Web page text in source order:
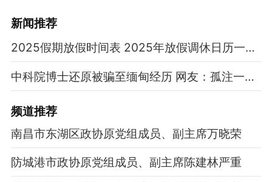
新闻推荐
2025假期放假时间表 2025年放假调休日历一览表
中科院博士还原被骗至缅甸经历 网友：孤注一掷现实版
频道推荐
南昌市东湖区政协原党组成员、副主席万晓荣
防城港市政协原党组成员、副主席陈建林严重